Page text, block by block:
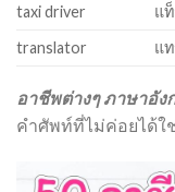
taxi driver
แ
translator
แ
อาชีพต่างๆ ภาษาอัง
คำศัพท์ที่ไม่ค่อยได้ใ